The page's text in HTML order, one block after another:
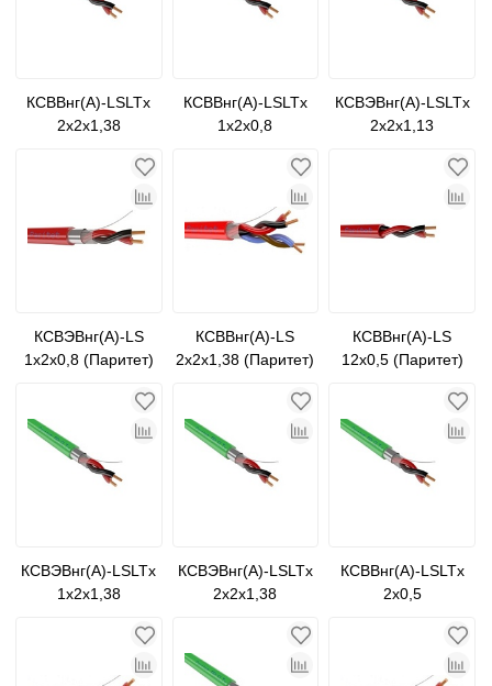
КСВВнг(А)-LSLTx
2х2х1,38
КСВВнг(А)-LSLTx
1х2х0,8
КСВЭВнг(А)-LSLTx
2х2х1,13
КСВЭВнг(А)-LS
1х2х0,8 (Паритет)
КСВВнг(А)-LS
2х2х1,38 (Паритет)
КСВВнг(А)-LS
12х0,5 (Паритет)
КСВЭВнг(А)-LSLTx
1х2х1,38
КСВЭВнг(А)-LSLTx
2х2х1,38
КСВВнг(А)-LSLTx
2х0,5